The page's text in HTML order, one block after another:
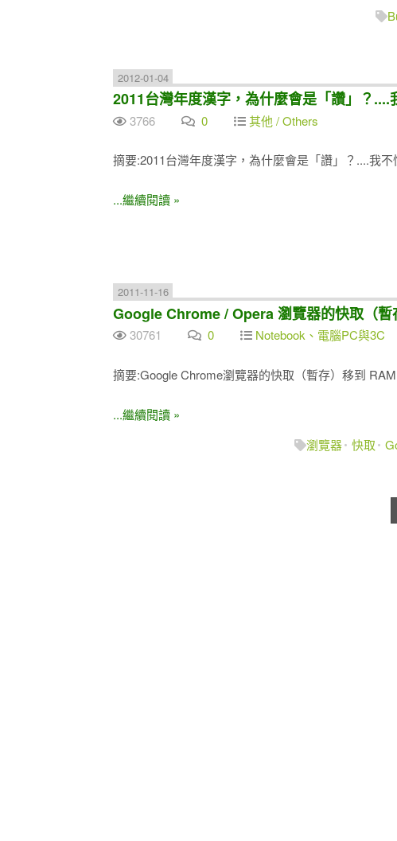
2012-01-04
2011台灣年度漢字，為什麼會是「讚」？....
3766 0 其他 / Others
摘要:2011台灣年度漢字，為什麼會是「讚」？....我不
...繼續閱讀 »
2011-11-16
Google Chrome / Opera 瀏覽器的快取（
30761 0 Notebook、電腦PC與3C
摘要:Google Chrome瀏覽器的快取（暫存）移到
...繼續閱讀 »
瀏覽器 快取